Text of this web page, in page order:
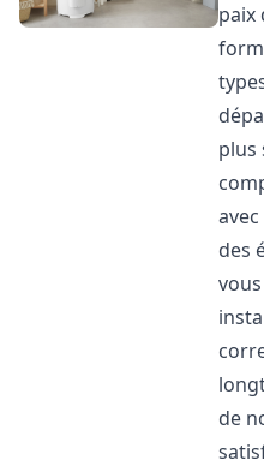
paix
plus
des
de